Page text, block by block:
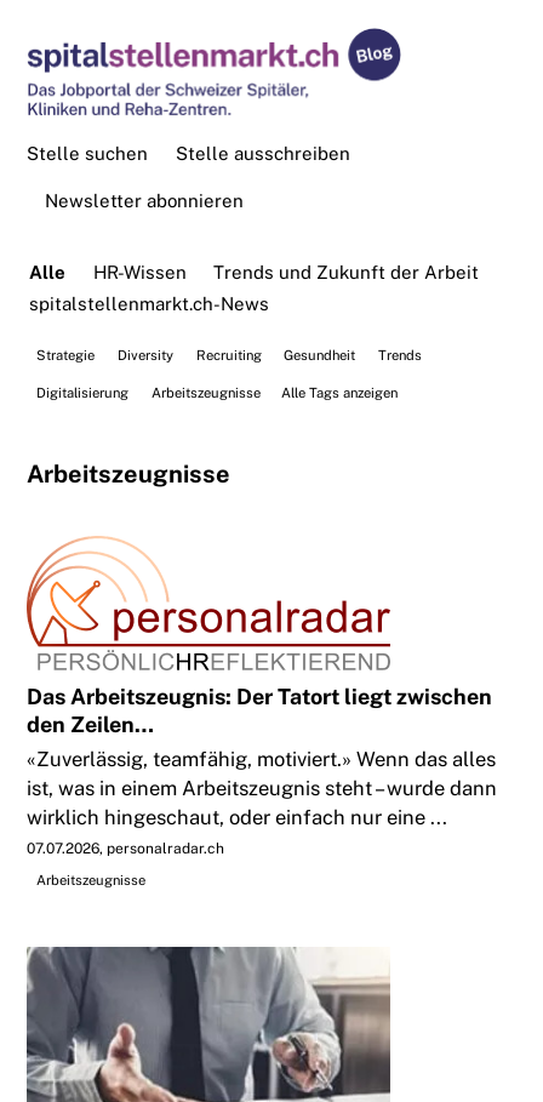
Stelle ausschreiben
Stelle suchen
Newsletter abonnieren
Alle HR-Wissen
Trends und Zukunft der Arbeit
spitalstellenmarkt.ch-News
Strategie Diversity Recruiting Gesundheit Trends
Digitalisierung Arbeitszeugnisse Alle Tags anzeigen
Arbeitszeugnisse
Das Arbeitszeugnis: Der Tatort liegt zwischen
den Zeilen…
«Zuverlässig, teamfähig, motiviert.» Wenn das alles
ist, was in einem Arbeitszeugnis steht – wurde dann
wirklich hingeschaut, oder einfach nur eine ...
07.07.2026 personalradar.ch
Arbeitszeugnisse